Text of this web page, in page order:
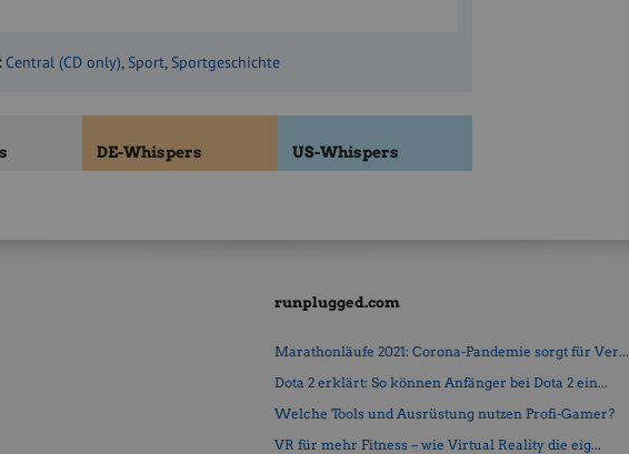
Central (CD only), Sport, Sportgeschichte
DE-Whispers US-Whispers
runplugged.com
Marathonläufe 2021: Corona-Pandemie sorgt für Ver...
Dota 2 erklärt: So können Anfänger bei Dota 2 ein...
Welche Tools und Ausrüstung nutzen Profi-Gamer?
VR für mehr Fitness – wie Virtual Reality die eig...